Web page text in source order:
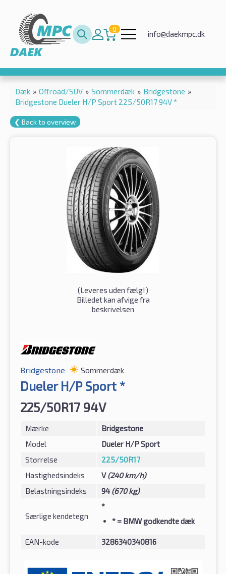
0
info@daekmpc.dk
Dæk » Offroad/SUV » Sommerdæk » Bridgestone »
Bridgestone Dueler H/P Sport 225/50R17 94V *
❮ Back to overview
(Leveres uden fælg!)
Billedet kan afvige fra
beskrivelsen
Bridgestone Sommerdæk
Dueler H/P Sport *
225/50R17 94V
Mærke
Bridgestone
Model
Dueler H/P Sport
Størrelse
225/50R17
Hastighedsindeks
V(240 km/h)
Belastningsindeks
94 (670 kg)
Særlige kendetegn
*
* = BMW godkendte dæk
EAN-kode 3286340340816